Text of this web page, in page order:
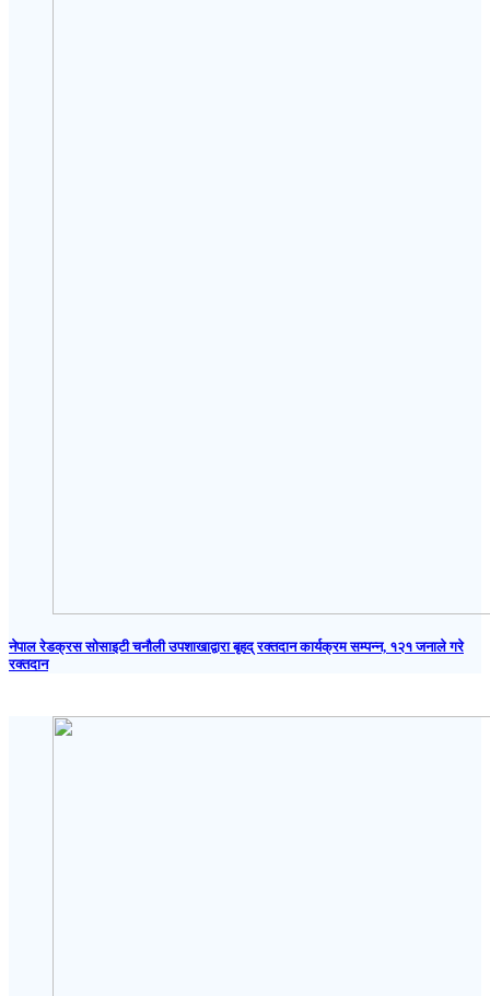
नेपाल रेडक्रस सोसाइटी चनौली उपशाखाद्वारा बृहद् रक्तदान कार्यक्रम सम्पन्न, १२१ जनाले गरे
रक्तदान